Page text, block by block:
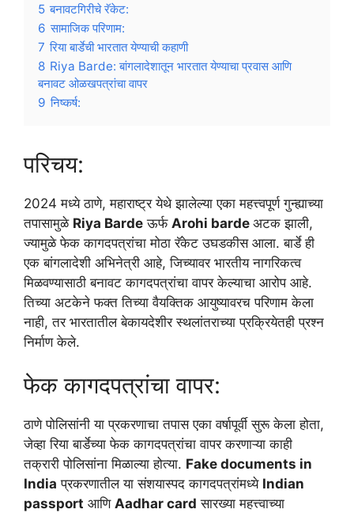
5 बनावटगिरीचे रॅकेट:
6 सामाजिक परिणाम:
7 रिया बार्डेची भारतात येण्याची कहाणी
8 Riya Barde: बांगलादेशातून भारतात येण्याचा प्रवास आणि
बनावट ओळखपत्रांचा वापर
9 निष्कर्ष:
परिचय:
2024 मध्ये ठाणे, महाराष्ट्र येथे झालेल्या एका महत्त्वपूर्ण गुन्ह्याच्या
तपासामुळे Riya Barde ऊर्फ Arohi barde अटक झाली,
ज्यामुळे फेक कागदपत्रांचा मोठा रॅकेट उघडकीस आला. बार्डे ही
एक बांगलादेशी अभिनेत्री आहे, जिच्यावर भारतीय नागरिकत्व
मिळवण्यासाठी बनावट कागदपत्रांचा वापर केल्याचा आरोप आहे.
तिच्या अटकेने फक्त तिच्या वैयक्तिक आयुष्यावरच परिणाम केला
नाही, तर भारतातील बेकायदेशीर स्थलांतराच्या प्रक्रियेतही प्रश्न
निर्माण केले.
फेक कागदपत्रांचा वापर:
ठाणे पोलिसांनी या प्रकरणाचा तपास एका वर्षापूर्वी सुरू केला होता,
जेव्हा रिया बार्डेच्या फेक कागदपत्रांचा वापर करणाऱ्या काही
तक्रारी पोलिसांना मिळाल्या होत्या. Fake documents in
India प्रकरणातील या संशयास्पद कागदपत्रांमध्ये Indian
passport आणि Aadhar card सारख्या महत्त्वाच्या